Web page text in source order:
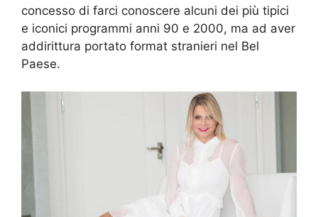
concesso di farci conoscere alcuni dei più tipici
e iconici programmi anni 90 e 2000, ma ad aver
addirittura portato format stranieri nel Bel
Paese.